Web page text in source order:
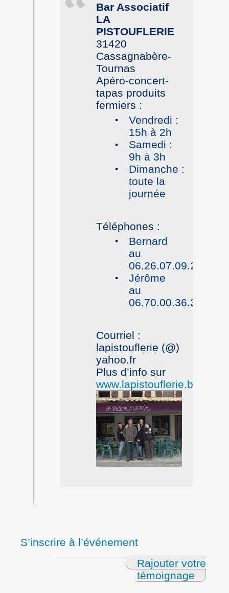
Bar Associatif
LA
PISTOUFLERIE
31420
Cassagnabère-
Tournas
Apéro-concert-
tapas produits
fermiers :
Vendredi :
15h à 2h
Samedi :
9h à 3h
Dimanche :
toute la
journée
Téléphones :
Bernard
au
06.26.07.09.25
Jérôme
au
06.70.00.36.36
Courriel :
lapistouflerie (@)
yahoo.fr
Plus d’info sur
S’inscrire à l’événement
Rajouter votre
témoignage